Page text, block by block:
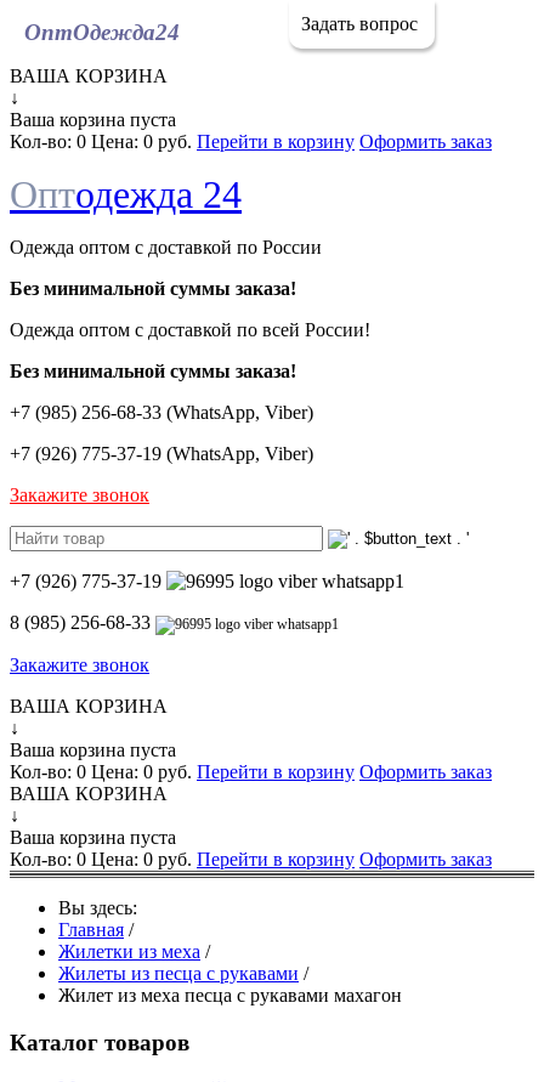
ОптОдежда24
ВАША КОРЗИНА
↓
Ваша корзина пуста
Кол-во: 0 Цена: 0 руб. Перейти в корзину Оформить заказ
Оптодежда 24
Одежда оптом с доставкой по России
Без минимальной суммы заказа!
Одежда оптом c доставкой по всей России!
Без минимальной суммы заказа!
+7 (985) 256-68-33 (WhatsApp, Viber)
+7 (926) 775-37-19 (WhatsApp, Viber)
Закажите звонок
+7 (926) 775-37-19
8 (985) 256-68-33
Закажите звонок
ВАША КОРЗИНА
↓
Ваша корзина пуста
Кол-во: 0 Цена: 0 руб. Перейти в корзину Оформить заказ
ВАША КОРЗИНА
↓
Ваша корзина пуста
Кол-во: 0 Цена: 0 руб. Перейти в корзину Оформить заказ
Вы здесь:
Главная /
Жилетки из меха /
Жилеты из песца с рукавами /
Жилет из меха песца с рукавами махагон
Каталог товаров
Задать вопрос